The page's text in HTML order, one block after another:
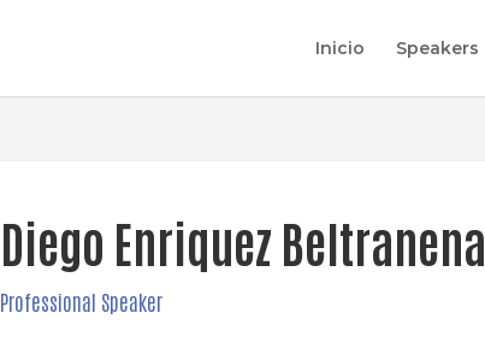
Inicio Speakers
Diego Enriquez Beltranena
Professional Speaker